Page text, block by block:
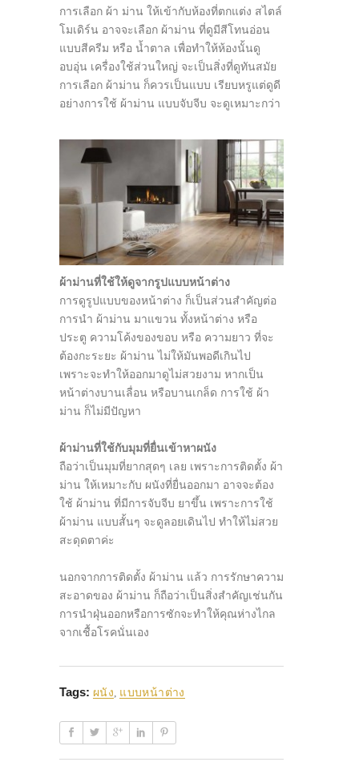
การเลือก ผ้า ม่าน ให้เข้ากับห้องที่ตกแต่ง สไตล์
โมเดิร์น อาจจะเลือก ผ้าม่าน ที่ดูมีสีโทนอ่อน
แบบสีครีม หรือ น้ำตาล เพื่อทำให้ห้องนั้นดู
อบอุ่น เครื่องใช้ส่วนใหญ่ จะเป็นสิ่งที่ดูทันสมัย
การเลือก ผ้าม่าน ก็ควรเป็นแบบ เรียบหรูแต่ดูดี
อย่างการใช้ ผ้าม่าน แบบจับจีบ จะดูเหมาะกว่า
ผ้าม่านที่ใช้ให้ดูจากรูปแบบหน้าต่าง
การดูรูปแบบของหน้าต่าง ก็เป็นส่วนสำคัญต่อ
การนำ ผ้าม่าน มาแขวน ทั้งหน้าต่าง หรือ
ประตู ความโค้งของขอบ หรือ ความยาว ที่จะ
ต้องกะระยะ ผ้าม่าน ไม่ให้มันพอดีเกินไป
เพราะจะทำให้ออกมาดูไม่สวยงาม หากเป็น
หน้าต่างบานเลื่อน หรือบานเกล็ด การใช้ ผ้า
ม่าน ก็ไม่มีปัญหา
ผ้าม่านที่ใช้กับมุมที่ยื่นเข้าหาผนัง
ถือว่าเป็นมุมที่ยากสุดๆ เลย เพราะการติดตั้ง ผ้า
ม่าน ให้เหมาะกับ ผนังที่ยื่นออกมา อาจจะต้อง
ใช้ ผ้าม่าน ที่มีการจับจีบ ยาขึ้น เพราะการใช้
ผ้าม่าน แบบสั้นๆ จะดูลอยเดินไป ทำให้ไม่สวย
สะดุดตาค่ะ
นอกจากการติดตั้ง ผ้าม่าน แล้ว การรักษาความ
สะอาดของ ผ้าม่าน ก็ถือว่าเป็นสิ่งสำคัญเช่นกัน
การนำฝุ่นออกหรือการซักจะทำให้คุณห่างไกล
จากเชื้อโรคนั่นเอง
Tags: ผนัง, แบบหน้าต่าง